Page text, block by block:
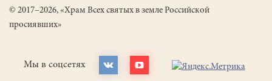
© 2017–2026, «Храм Всех святых в земле Российской
просиявших»
Мы в соцсетях